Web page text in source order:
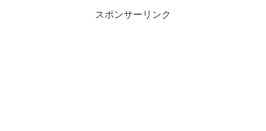
スポンサーリンク